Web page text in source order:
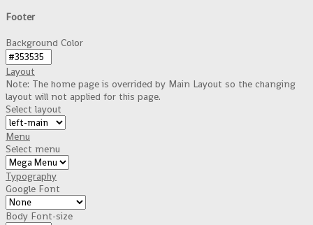
Footer
Background Color
Layout
Note: The home page is overrided by Main Layout so the changing
layout will not applied for this page.
Select layout
Menu
Select menu
Typography
Google Font
Body Font-size